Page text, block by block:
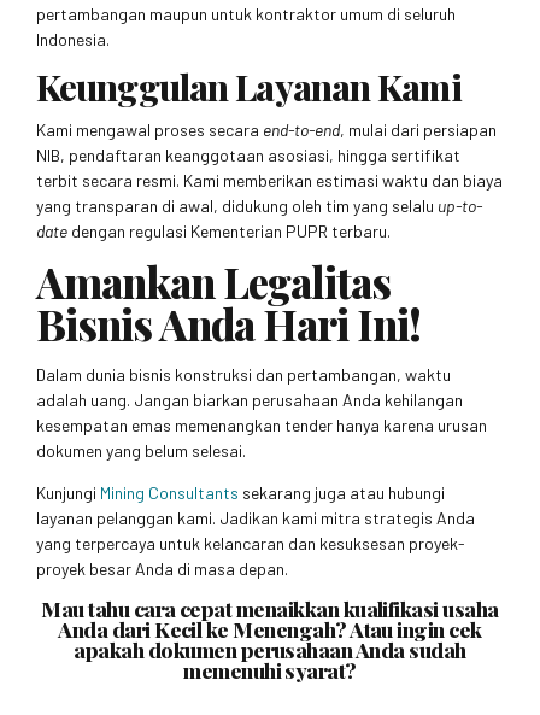
pertambangan maupun untuk kontraktor umum di seluruh
Indonesia.
Keunggulan Layanan Kami
Kami mengawal proses secara end-to-end, mulai dari persiapan
NIB, pendaftaran keanggotaan asosiasi, hingga sertifikat
terbit secara resmi. Kami memberikan estimasi waktu dan biaya
yang transparan di awal, didukung oleh tim yang selalu up-to-
date dengan regulasi Kementerian PUPR terbaru.
Amankan Legalitas
Bisnis Anda Hari Ini!
Dalam dunia bisnis konstruksi dan pertambangan, waktu
adalah uang. Jangan biarkan perusahaan Anda kehilangan
kesempatan emas memenangkan tender hanya karena urusan
dokumen yang belum selesai.
Kunjungi Mining Consultants sekarang juga atau hubungi
layanan pelanggan kami. Jadikan kami mitra strategis Anda
yang terpercaya untuk kelancaran dan kesuksesan proyek-
proyek besar Anda di masa depan.
Mau tahu cara cepat menaikkan kualifikasi usaha
Anda dari Kecil ke Menengah? Atau ingin cek
apakah dokumen perusahaan Anda sudah
memenuhi syarat?